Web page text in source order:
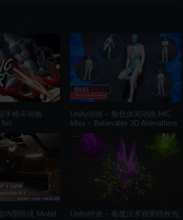
手格斗动画
Set
Unity动画 – 角色休闲动画 MC
Idles – Believable 3D Animations
内部环境 Motel
Unity特效 – 毒魔法术视觉特效包